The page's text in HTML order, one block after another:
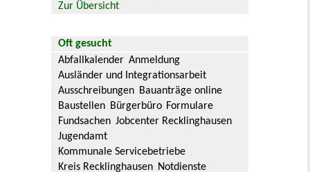
Zur Übersicht
Oft gesucht
Abfallkalender Anmeldung
Ausländer und Integrationsarbeit
Ausschreibungen Bauanträge online
Baustellen Bürgerbüro Formulare
Fundsachen Jobcenter Recklinghausen
Jugendamt
Kommunale Servicebetriebe
Kreis Recklinghausen Notdienste